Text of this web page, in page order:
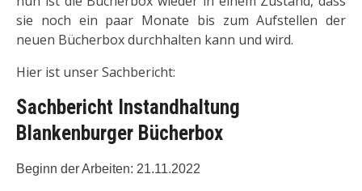
sie noch ein paar Monate bis zum Aufstellen der
neuen Bücherbox durchhalten kann und wird.
Hier ist unser Sachbericht:
Sachbericht Instandhaltung
Blankenburger Bücherbox
Beginn der Arbeiten: 21.11.2022